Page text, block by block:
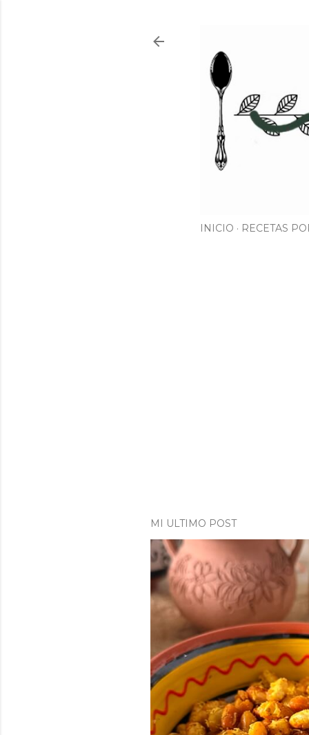
INICIO RECETAS
MI ULTIMO POST